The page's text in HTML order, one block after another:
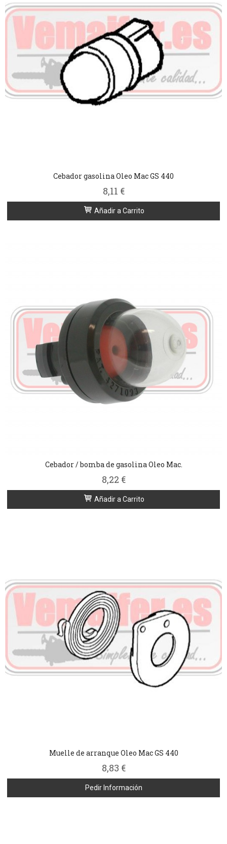
Cebador gasolina Oleo Mac GS 440
8,11 €
Añadir a Carrito
Cebador / bomba de gasolina Oleo Mac.
8,22 €
Añadir a Carrito
Muelle de arranque Oleo Mac GS 440
8,83 €
Pedir Información